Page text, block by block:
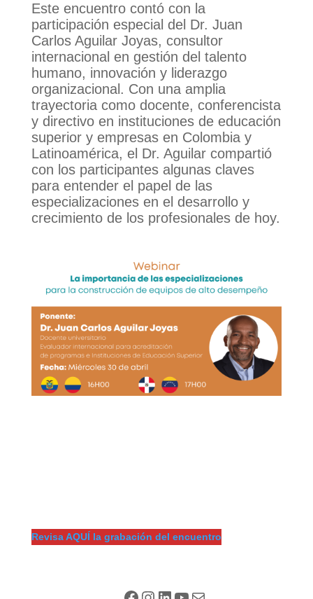
Este encuentro contó con la
participación especial del Dr. Juan
Carlos Aguilar Joyas, consultor
internacional en gestión del talento
humano, innovación y liderazgo
organizacional. Con una amplia
trayectoria como docente, conferencista
y directivo en instituciones de educación
superior y empresas en Colombia y
Latinoamérica, el Dr. Aguilar compartió
con los participantes algunas claves
para entender el papel de las
especializaciones en el desarrollo y
crecimiento de los profesionales de hoy.
Revisa AQUÍ la grabación del encuentro